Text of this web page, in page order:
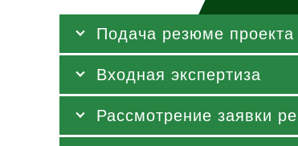
Подача резюме проекта
Входная экспертиза
Рассмотрение заявки